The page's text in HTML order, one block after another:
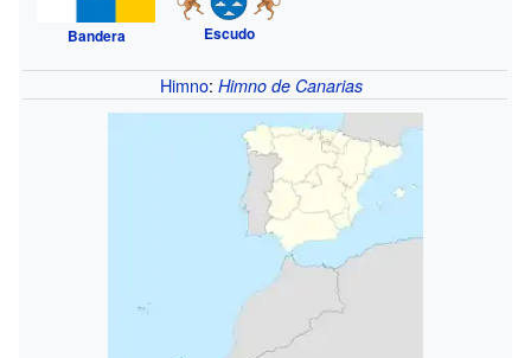
Bandera Escudo
Himno:Himno de Canarias